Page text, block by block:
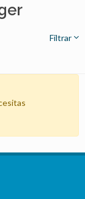
Filtrar